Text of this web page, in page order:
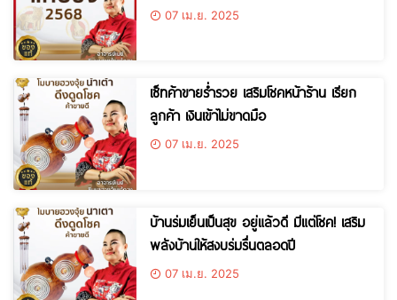
07 เม.ย. 2025
เซ็ทค้าขายร่ำรวย เสริมโชคหน้าร้าน เรียก
ลูกค้า เงินเข้าไม่ขาดมือ
07 เม.ย. 2025
บ้านร่มเย็นเป็นสุข อยู่แล้วดี มีแต่โชค! เสริม
พลังบ้านให้สงบร่มรื่นตลอดปี
07 เม.ย. 2025